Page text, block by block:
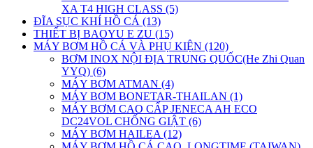
XA T4 HIGH CLASS (5)
ĐĨA SỤC KHÍ HỒ CÁ (13)
THIẾT BỊ BAOYU E ZU (15)
MÁY BƠM HỒ CÁ VÀ PHỤ KIỆN (120)
BƠM INOX NỘI ĐỊA TRUNG QUỐC(He Zhi Quan
YYQ) (6)
MÁY BƠM ATMAN (4)
MÁY BƠM BONETAR-THAILAN (1)
MÁY BƠM CAO CẤP JENECA AH ECO
DC24VOL CHỐNG GIẬT (6)
MÁY BƠM HAILEA (12)